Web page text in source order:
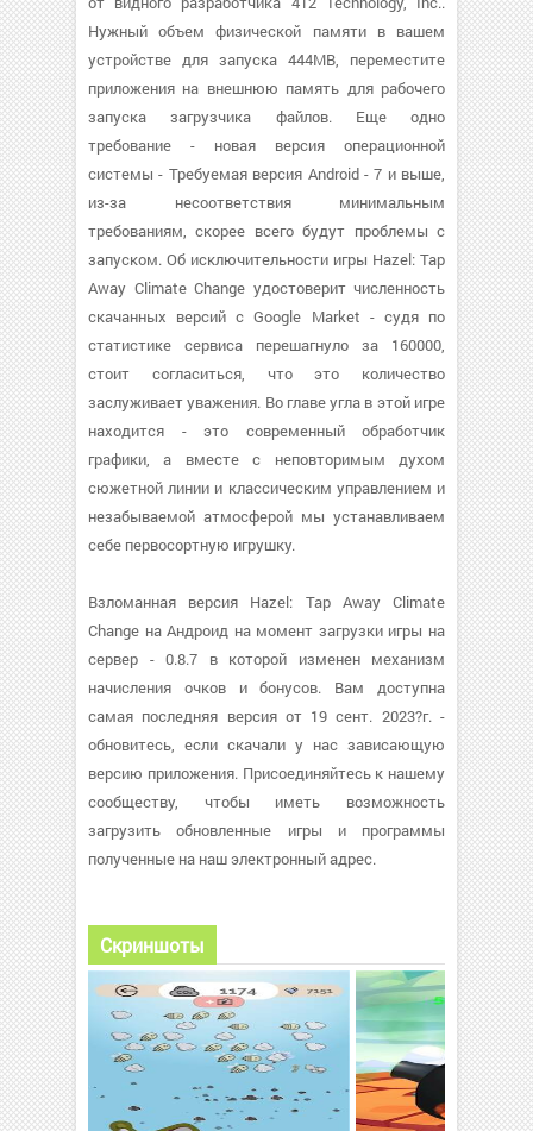
Нужный объем физической памяти в вашем
устройстве для запуска 444MB, переместите
приложения на внешнюю память для рабочего
запуска загрузчика файлов. Еще одно
требование - новая версия операционной
системы - Требуемая версия Android - 7 и выше,
из-за несоответствия минимальным
требованиям, скорее всего будут проблемы с
запуском. Об исключительности игры Hazel: Tap
Away Climate Change удостоверит численность
скачанных версий с Google Market - судя по
статистике сервиса перешагнуло за 160000,
стоит согласиться, что это количество
заслуживает уважения. Во главе угла в этой игре
находится - это современный обработчик
графики, а вместе с неповторимым духом
сюжетной линии и классическим управлением и
незабываемой атмосферой мы устанавливаем
себе первосортную игрушку.
Взломанная версия Hazel: Tap Away Climate
Change на Андроид на момент загрузки игры на
сервер - 0.8.7 в которой изменен механизм
начисления очков и бонусов. Вам доступна
самая последняя версия от 19 сент. 2023?г. -
обновитесь, если скачали у нас зависающую
версию приложения. Присоединяйтесь к нашему
сообществу, чтобы иметь возможность
загрузить обновленные игры и программы
полученные на наш электронный адрес.
Скриншоты